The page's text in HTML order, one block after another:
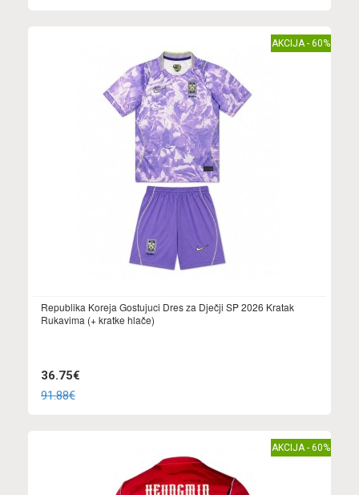
AKCIJA - 60%
Republika Koreja Gostujuci Dres za Dječji SP 2026 Kratak
Rukavima (+ kratke hlače)
36.75€
91.88€
AKCIJA - 60%